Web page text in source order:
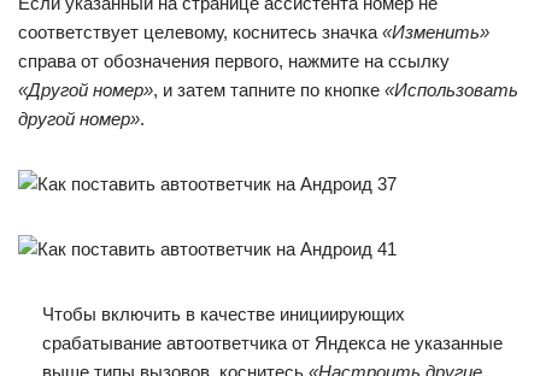
соответствует целевому, коснитесь значка «Изменить»
справа от обозначения первого, нажмите на ссылку
«Другой номер», и затем тапните по кнопке «Использовать
другой номер».
Чтобы включить в качестве инициирующих
срабатывание автоответчика от Яндекса не указанные
выше типы вызовов, коснитесь «Настроить другие